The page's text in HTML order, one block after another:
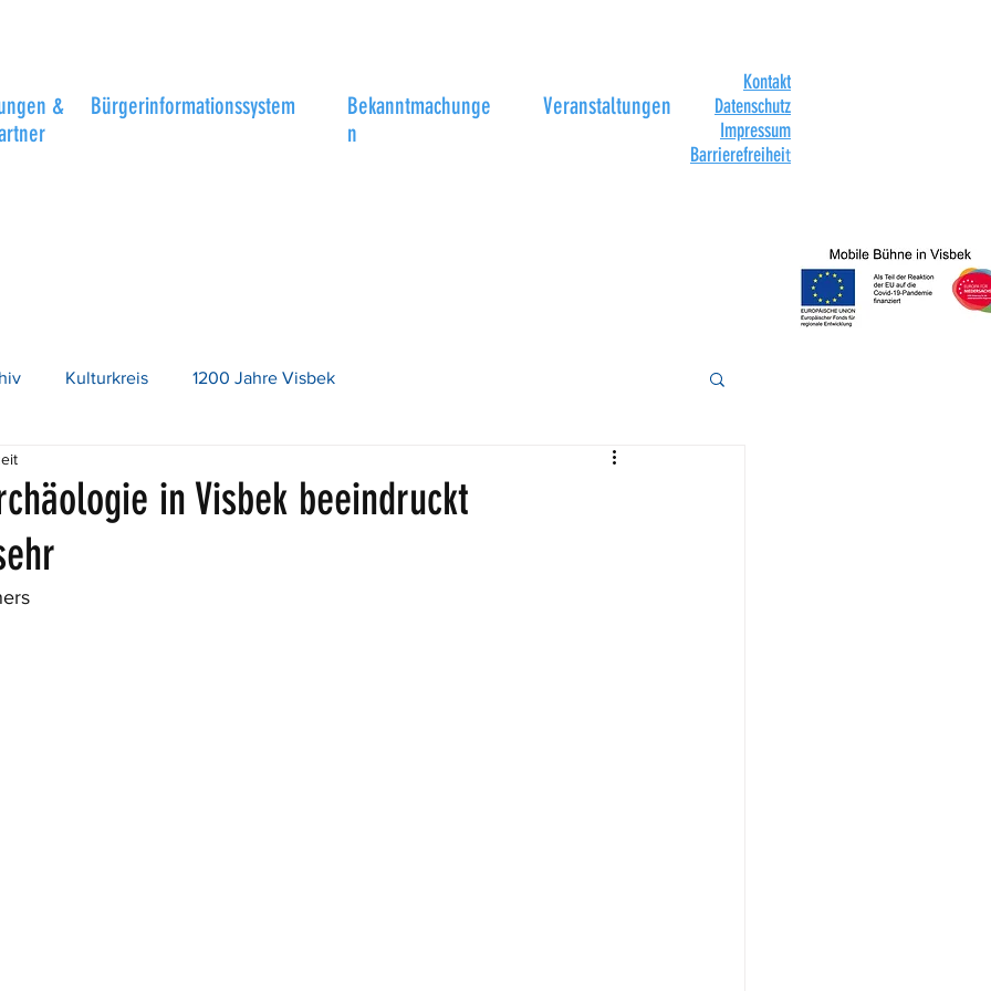
&
Bürgerinformationssystem
Bekanntmachunge
n
Kontakt
Datenschutz
Impressum
Barrierefreiheit
Veranstaltungen
Kulturkreis 1200 Jahre Visbek
in Visbek beeindruckt